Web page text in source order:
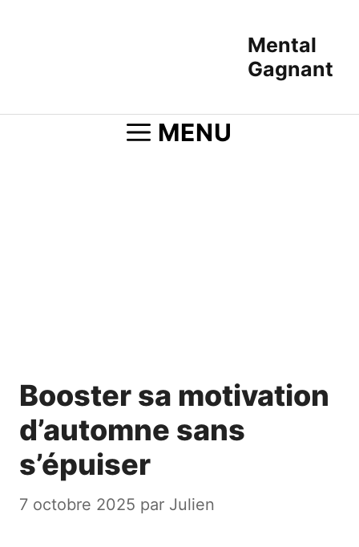
Mental
Gagnant
MENU
Booster sa motivation
d’automne sans
s’épuiser
7 octobre 2025 par Julien